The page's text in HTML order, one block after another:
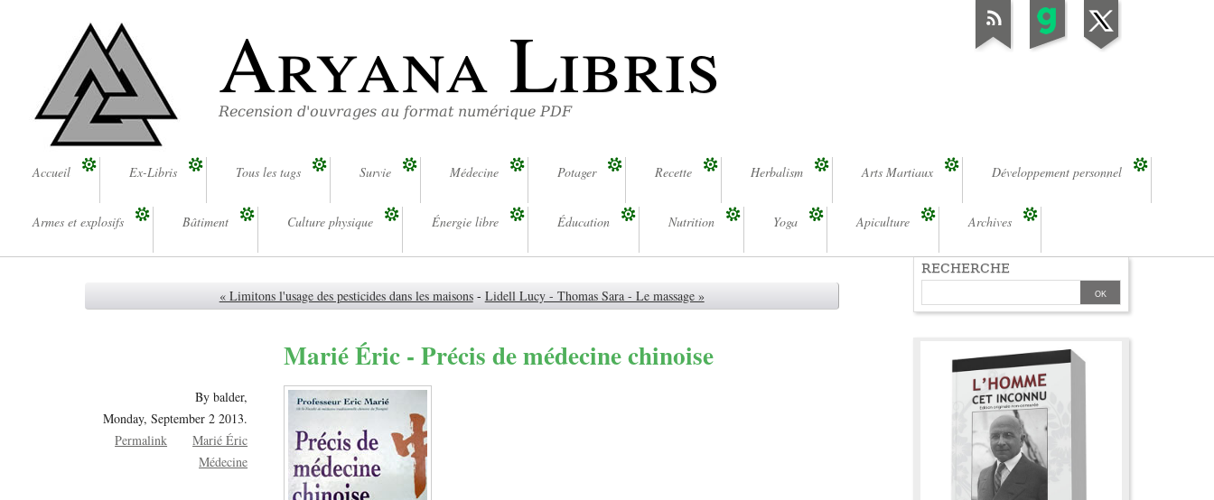
Aryana Libris
Recension d'ouvrages au format numérique PDF
Accueil Ex-Libris Tous les tags Survie Médecine Potager Recette Herbalism Arts Martiaux Développement personnel
Armes et explosifs Bâtiment Culture physique Énergie libre Éducation Nutrition Yoga Apiculture Archives
« Limitons l'usage des pesticides dans les maisons - Lidell Lucy - Thomas Sara - Le massage »
Marié Éric - Précis de médecine chinoise
By balder,
Monday, September 2 2013.
Permalink
Marié Éric
Médecine
RECHERCHE